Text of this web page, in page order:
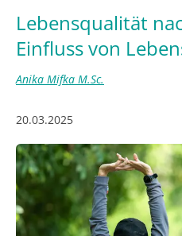
Lebensqualität
Einfluss von
Anika Mifka M.Sc.
20.03.2025